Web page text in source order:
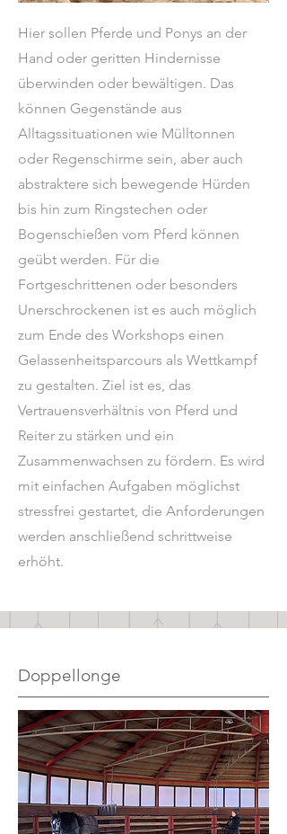
Hier sollen Pferde und Ponys an der
Hand oder geritten Hindernisse
überwinden oder bewältigen. Das
können Gegenstände aus
Alltagssituationen wie Mülltonnen
oder Regenschirme sein, aber auch
abstraktere sich bewegende Hürden
bis hin zum Ringstechen oder
Bogenschießen vom Pferd können
geübt werden. Für die
Fortgeschrittenen oder besonders
Unerschrockenen ist es auch möglich
zum Ende des Workshops einen
Gelassenheitsparcours als Wettkampf
zu gestalten. Ziel ist es, das
Vertrauensverhältnis von Pferd und
Reiter zu stärken und ein
Zusammenwachsen zu fördern. Es wird
mit einfachen Aufgaben möglichst
stressfrei gestartet, die Anforderungen
werden anschließend schrittweise
erhöht.
Doppellonge